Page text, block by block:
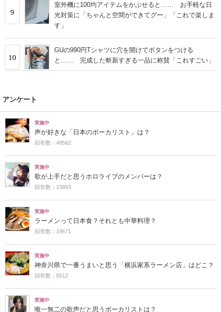
9
室外機に100均アイテムをかぶせると…… お手軽な日
光対策に「ちゃんと空間ができてグー」「これで楽しま
す」
10
GUの990円Tシャツに穴を開けてボタンをつける
と…… 完成した斬新すぎる一品に称賛「これすごい」
アンケート
実施中
声が好きな「日本のボーカリスト」は？
回答数：49562
実施中
歌が上手だと思うホロライブのメンバーは？
回答数：23893
実施中
ラーメンって日本食？それとも中華料理？
回答数：19671
実施中
神奈川県で一番うまいと思う「横浜家系ラーメン店」はどこ？
回答数：8512
実施中
唯一無二の歌声だと思うボーカリストは？